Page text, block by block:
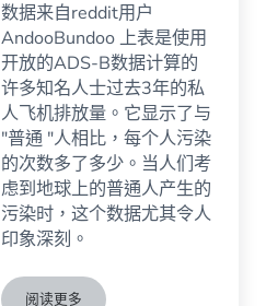
数据来自reddit用户
AndooBundoo 上表是使用
开放的ADS-B数据计算的
许多知名人士过去3年的私
人飞机排放量。它显示了与
"普通 "人相比，每个人污染
的次数多了多少。当人们考
虑到地球上的普通人产生的
污染时，这个数据尤其令人
印象深刻。
阅读更多